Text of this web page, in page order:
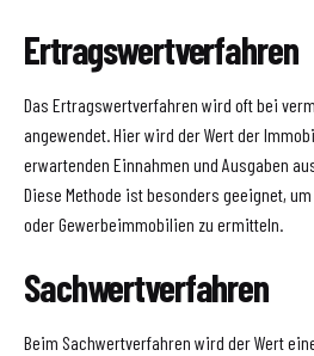
Ertragswertverfahren
Das Ertragswertverfahren wird oft bei
angewendet. Hier wird der Wert der
erwartenden Einnahmen und Ausgaben
Diese Methode ist besonders geeignet,
oder Gewerbeimmobilien zu ermitteln.
Sachwertverfahren
Beim Sachwertverfahren wird der Wert